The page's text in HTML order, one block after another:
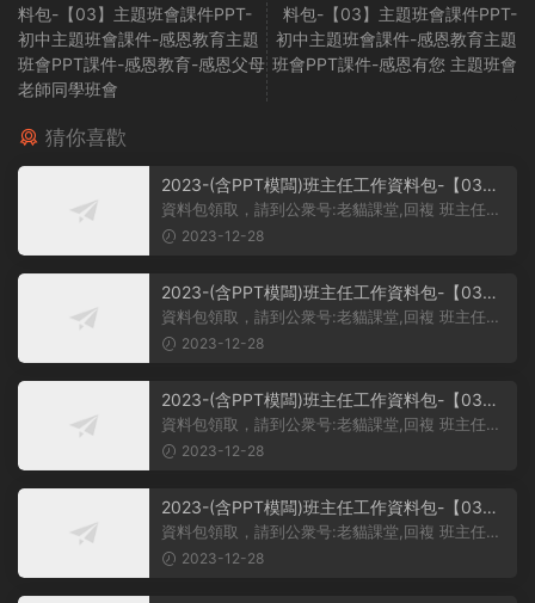
料包-【03】主題班會課件PPT-
初中主題班會課件-感恩教育主題
班會PPT課件-感恩教育-感恩父母
老師同學班會
料包-【03】主題班會課件PPT-
初中主題班會課件-感恩教育主題
班會PPT課件-感恩有您 主題班會
猜你喜歡
2023-(含PPT模闆)班主任工作資料包-【03】
主題班會課件PPT-初中主題班會課件-學習雷鋒
主題班會PPT課件-學習雷鋒PPT系列-017
資料包領取，請到公衆号:老貓課堂,回複 班主任。
大家好，今天我給大家帶來...
2023-12-28
2023-(含PPT模闆)班主任工作資料包-【03】
主題班會課件PPT-初中主題班會課件-學習雷鋒
主題班會PPT課件-學習雷鋒PPT系列-016
資料包領取，請到公衆号:老貓課堂,回複 班主任。
大家好，今天我們的班會主...
2023-12-28
2023-(含PPT模闆)班主任工作資料包-【03】
主題班會課件PPT-初中主題班會課件-學習雷鋒
主題班會PPT課件-學習雷鋒PPT系列-015
資料包領取，請到公衆号:老貓課堂,回複 班主任。
【03】班主任工作資料包-...
2023-12-28
2023-(含PPT模闆)班主任工作資料包-【03】
主題班會課件PPT-初中主題班會課件-學習雷鋒
主題班會PPT課件-學習雷鋒PPT系列-014
資料包領取，請到公衆号:老貓課堂,回複 班主任。
【03】初中主題班會課件PP...
2023-12-28